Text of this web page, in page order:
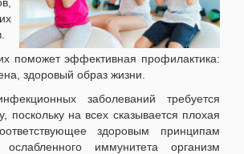
поможет эффективная профилактика:
здоровый образ жизни.
заболеваний требуется
поскольку на всех сказывается плохая
здоровым принципам
иммунитета организм